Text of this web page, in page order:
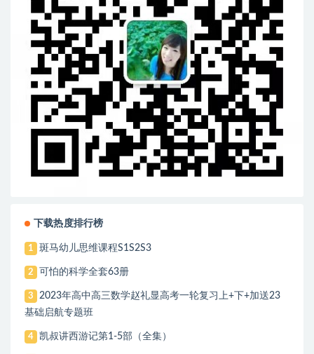
下载热度排行榜
1 斑马幼儿思维课程S1S2S3
2 可怕的科学全套63册
3
2023年高中高三数学赵礼显高考一轮复习上+下+加送23
基础启航专题班
4 凯叔讲西游记第1-5部（全集）